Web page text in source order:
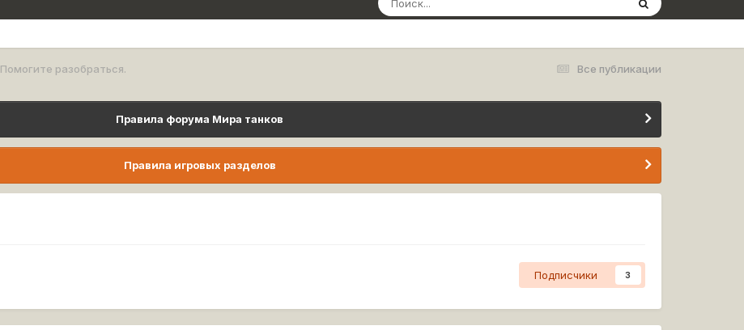
Все публикации
Помогите разобраться.
Правила форума Мира танков
Правила игровых разделов
Подписчики 3